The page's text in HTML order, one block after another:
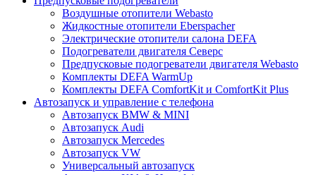
Воздушные отопители Webasto
Жидкостные отопители Eberspacher
Электрические отопители салона DEFA
Подогреватели двигателя Северс
Предпусковые подогреватели двигателя Webasto
Комплекты DEFA WarmUp
Комплекты DEFA ComfortKit и ComfortKit Plus
Автозапуск и управление с телефона
Автозапуск BMW & MINI
Автозапуск Audi
Автозапуск Mercedes
Автозапуск VW
Универсальный автозапуск